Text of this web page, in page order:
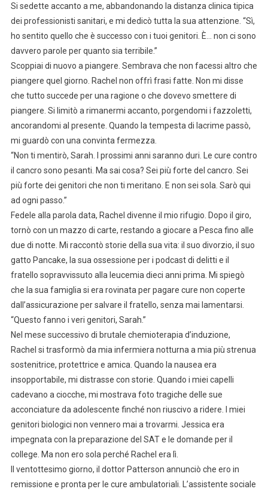
Si sedette accanto a me, abbandonando la distanza clinica tipica
dei professionisti sanitari, e mi dedicò tutta la sua attenzione. “Sì,
ho sentito quello che è successo con i tuoi genitori. È… non ci sono
davvero parole per quanto sia terribile.”
Scoppiai di nuovo a piangere. Sembrava che non facessi altro che
piangere quel giorno. Rachel non offrì frasi fatte. Non mi disse
che tutto succede per una ragione o che dovevo smettere di
piangere. Si limitò a rimanermi accanto, porgendomi i fazzoletti,
ancorandomi al presente. Quando la tempesta di lacrime passò,
mi guardò con una convinta fermezza.
“Non ti mentirò, Sarah. I prossimi anni saranno duri. Le cure contro
il cancro sono pesanti. Ma sai cosa? Sei più forte del cancro. Sei
più forte dei genitori che non ti meritano. E non sei sola. Sarò qui
ad ogni passo.”
Fedele alla parola data, Rachel divenne il mio rifugio. Dopo il giro,
tornò con un mazzo di carte, restando a giocare a Pesca fino alle
due di notte. Mi raccontò storie della sua vita: il suo divorzio, il suo
gatto Pancake, la sua ossessione per i podcast di delitti e il
fratello sopravvissuto alla leucemia dieci anni prima. Mi spiegò
che la sua famiglia si era rovinata per pagare cure non coperte
dall’assicurazione per salvare il fratello, senza mai lamentarsi.
“Questo fanno i veri genitori, Sarah.”
Nel mese successivo di brutale chemioterapia d’induzione,
Rachel si trasformò da mia infermiera notturna a mia più strenua
sostenitrice, protettrice e amica. Quando la nausea era
insopportabile, mi distrasse con storie. Quando i miei capelli
cadevano a ciocche, mi mostrava foto tragiche delle sue
acconciature da adolescente finché non riuscivo a ridere. I miei
genitori biologici non vennero mai a trovarmi. Jessica era
impegnata con la preparazione del SAT e le domande per il
college. Ma non ero sola perché Rachel era lì.
Il ventottesimo giorno, il dottor Patterson annunciò che ero in
remissione e pronta per le cure ambulatoriali. L’assistente sociale